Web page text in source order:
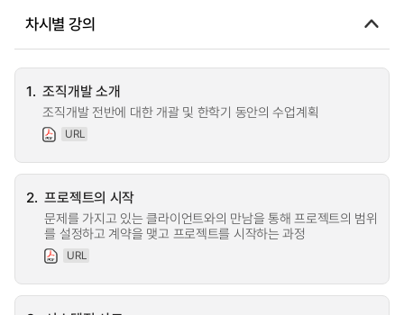
차시별 강의
1. 조직개발 소개
조직개발 전반에 대한 개괄 및 한학기 동안의 수업계획
URL
2. 프로젝트의 시작
문제를 가지고 있는 클라이언트와의 만남을 통해 프로젝트의 범위
를 설정하고 계약을 맺고 프로젝트를 시작하는 과정
URL